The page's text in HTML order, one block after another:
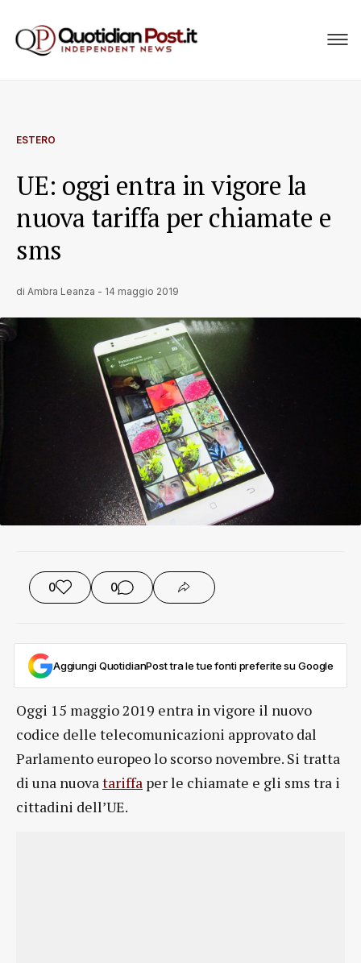
ESTERO
UE: oggi entra in vigore la
nuova tariffa per chiamate e
sms
di Ambra Leanza - 14 maggio 2019
0 0
Aggiungi QuotidianPost tra le tue fonti preferite su Google
Oggi 15 maggio 2019 entra in vigore il nuovo
codice delle telecomunicazioni approvato dal
Parlamento europeo lo scorso novembre. Si tratta
di una nuovatariffa per le chiamate e gli sms tra i
cittadini dell’UE.